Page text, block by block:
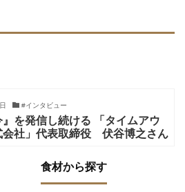
#インタビュー
を発信し続ける 「タイムアウ
会社」代表取締役 伏谷博之さん
食材から探す